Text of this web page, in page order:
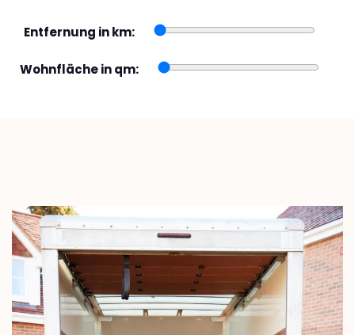
Entfernung in km:
Wohnfläche in qm: